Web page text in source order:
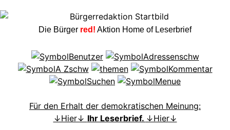
Die Bürger red! Aktion Home of Leserbrief
Für den Erhalt der demokratischen Meinung:
↓Hier↓ Ihr Leserbrief. ↓Hier↓